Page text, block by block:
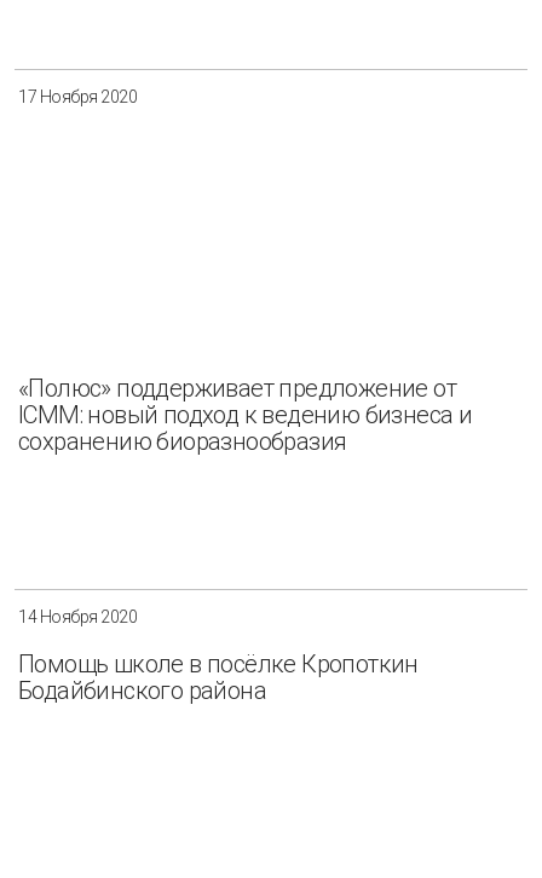
17 Ноября 2020
«Полюс» поддерживает предложение от
ICMM: новый подход к ведению бизнеса и
сохранению биоразнообразия
14 Ноября 2020
Помощь школе в посёлке Кропоткин
Бодайбинского района